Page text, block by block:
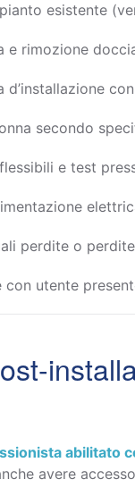
esistente
e rimozione
d’installazione
secondo
e test
perdite o
con utente
abilitato
avere